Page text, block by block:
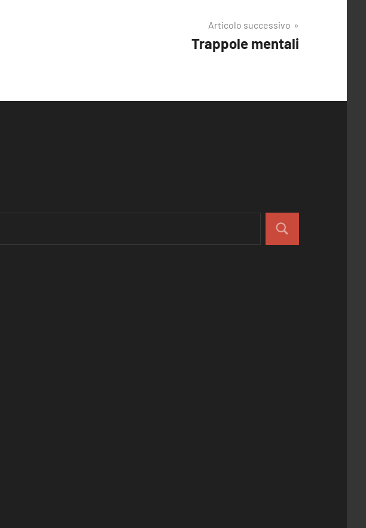
Articolo successivo
Trappole mentali
Cerca